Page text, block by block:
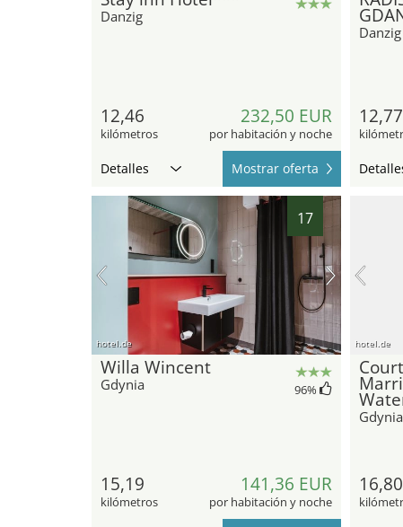
Danzig
12,46
kilómetros
232,50 EUR
por habitación y noche
Detalles Mostrar oferta
Danzig
12,77
17
hotel.de
Willa Wincent
Gdynia 96%
15,19
kilómetros
141,36 EUR
por habitación y noche
hotel.de
Gdynia
16,80